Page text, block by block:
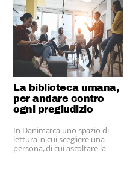
La biblioteca umana,
per andare contro
ogni pregiudizio
In Danimarca uno spazio di
lettura in cui scegliere una
persona, di cui ascoltare la